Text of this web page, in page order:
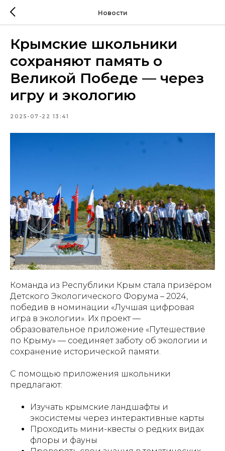
Новости
Крымские школьники
сохраняют память о
Великой Победе — через
игру и экологию
2025-07-22 13:41
Команда из Республики Крым стала призёром
Детского Экологического Форума – 2024,
победив в номинации «Лучшая цифровая
игра в экологии». Их проект —
образовательное приложение «Путешествие
по Крыму» — соединяет заботу об экологии и
сохранение исторической памяти.
С помощью приложения школьники
предлагают:
Изучать крымские ландшафты и
экосистемы через интерактивные карты
Проходить мини-квесты о редких видах
флоры и фауны